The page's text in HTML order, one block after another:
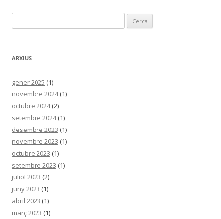
ARXIUS
gener 2025 (1)
novembre 2024(1)
octubre 2024(2)
setembre 2024(1)
desembre 2023 (1)
novembre 2023 (1)
octubre 2023 (1)
setembre 2023 (1)
juliol 2023 (2)
juny 2023 (1)
abril 2023 (1)
març 2023 (1)